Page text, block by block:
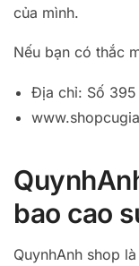
của mình.
Nếu bạn có thắc
Địa chỉ: Số 395
bao cao
QuynhAnh shop